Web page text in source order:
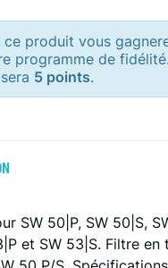
ce produit vous
programme de
5 points.
SW 50|P, SW 50|S,
et SW 53|S. Filtre en